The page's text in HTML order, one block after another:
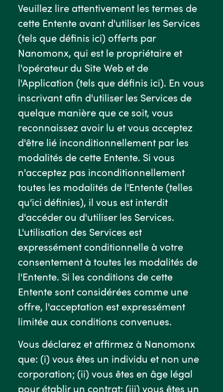
Veuillez lire attentivement les termes de
cette Entente avant d'utiliser les Services
(tels que définis ici) offerts par
Nanomonx, qui est le propriétaire et
l'opérateur du Site Web et de
l'Application (tels que définis ici). En vous
inscrivant afin d'utiliser les Services de
quelque manière que ce soit, vous
reconnaissez avoir lu et vous acceptez
d'être lié inconditionnellement par les
modalités de cette Entente. Si vous
n'acceptez pas inconditionnellement
toutes les modalités de l'Entente (telles
qu'ici définies), il vous est interdit
d'accéder ou d'utiliser les Services.
L'utilisation des Services est
expressément conditionnelle à votre
consentement à toutes les modalités de
l'Entente. Si les conditions de cette
Entente sont considérées comme une
offre, l'acceptation est expressément
limitée aux conditions convenues.
Vous déclarez et affirmez à Nanomonx
que: (i) vous êtes un individu et non une
corporation; (ii) vous êtes en âge légal
pour établir un contrat; (iii) vous êtes un